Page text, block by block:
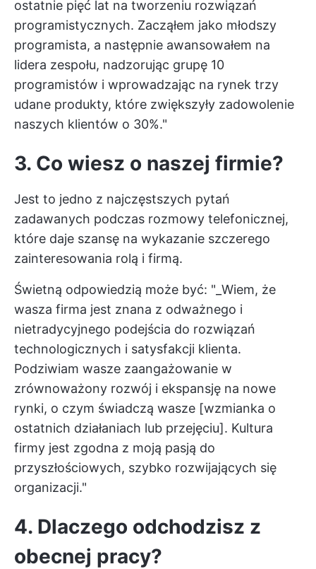
ostatnie pięć lat na tworzeniu rozwiązań
programistycznych. Zacząłem jako młodszy
programista, a następnie awansowałem na
lidera zespołu, nadzorując grupę 10
programistów i wprowadzając na rynek trzy
udane produkty, które zwiększyły zadowolenie
naszych klientów o 30%."
3. Co wiesz o naszej firmie?
Jest to jedno z najczęstszych pytań
zadawanych podczas rozmowy telefonicznej,
które daje szansę na wykazanie szczerego
zainteresowania rolą i firmą.
Świetną odpowiedzią może być: "_Wiem, że
wasza firma jest znana z odważnego i
nietradycyjnego podejścia do rozwiązań
technologicznych i satysfakcji klienta.
Podziwiam wasze zaangażowanie w
zrównoważony rozwój i ekspansję na nowe
rynki, o czym świadczą wasze [wzmianka o
ostatnich działaniach lub przejęciu]. Kultura
firmy jest zgodna z moją pasją do
przyszłościowych, szybko rozwijających się
organizacji."
4. Dlaczego odchodzisz z
obecnej pracy?